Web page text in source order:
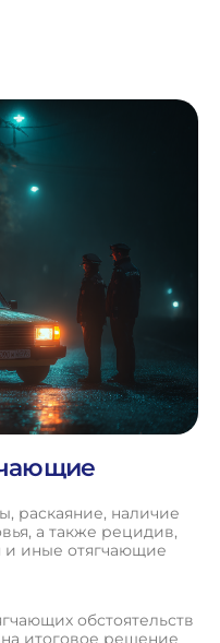
раскаяние, наличие
а также рецидив,
и иные отягчающие
обстоятельств
итоговое решение